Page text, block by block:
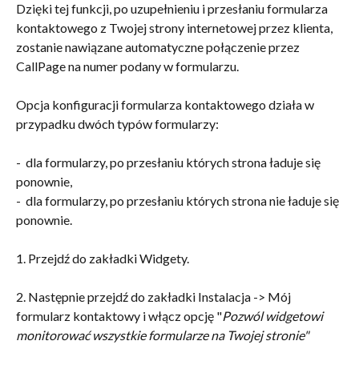
Dzięki tej funkcji, po uzupełnieniu i przesłaniu formularza
kontaktowego z Twojej strony internetowej przez klienta,
zostanie nawiązane automatyczne połączenie przez
CallPage na numer podany w formularzu.
Opcja konfiguracji formularza kontaktowego działa w
przypadku dwóch typów formularzy:
-  dla formularzy, po przesłaniu których strona ładuje się
ponownie,
-  dla formularzy, po przesłaniu których strona nie ładuje się
ponownie.
1. Przejdź do zakładki Widgety.
2. Następnie przejdź do zakładki Instalacja -> Mój
formularz kontaktowy i włącz opcję "Pozwól widgetowi
monitorować wszystkie formularze na Twojej stronie"